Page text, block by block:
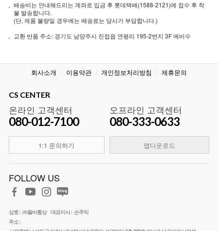
배송비는 안내해드리는 계좌로 입금 후 롯데택배(1588-2121)에 접수 후 착
불 발송합니다.
(단, 제품 불량일 경우에는 배송료는 당사가 부담합니다.)
교환 반품 주소: 경기도 남양주시 진접읍 연평리 195-2번지 3F 에비수
회사소개 이용약관 개인정보처리방침 제휴문의
CS CENTER
온라인 고객센터
080-012-7100
1:1 문의하기
오프라인 고객센터
080-333-0633
앱다운로드
FOLLOW US
상호 : ㈜월비통상 대표이사 : 손주익
주소 :